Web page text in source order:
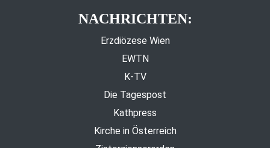
NACHRICHTEN:
Erzdiözese Wien
EWTN
K-TV
Die Tagespost
Kathpress
Kirche in Österreich